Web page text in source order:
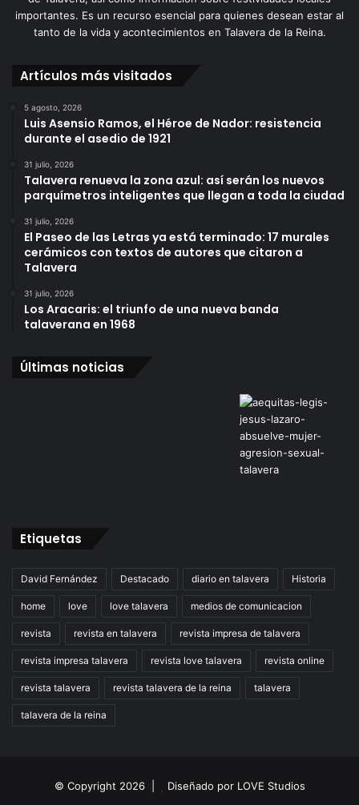
importantes. Es un recurso esencial para quienes desean estar al
tanto de la vida y acontecimientos en Talavera de la Reina.
Artículos más visitados
5 agosto, 2026
Luis Asensio Ramos, el Héroe de Nador: resistencia
durante el asedio de 1921
31 julio, 2026
Talavera renueva la zona azul: así serán los nuevos
parquímetros inteligentes que llegan a toda la ciudad
31 julio, 2026
El Paseo de las Letras ya está terminado: 17 murales
cerámicos con textos de autores que citaron a
Talavera
31 julio, 2026
Los Aracaris: el triunfo de una nueva banda
talaverana en 1968
Últimas noticias
Etiquetas
David Fernández Destacado diario en talavera Historia
home love love talavera medios de comunicacion
revista revista en talavera revista impresa de talavera
revista impresa talavera revista love talavera revista online
revista talavera revista talavera de la reina talavera
talavera de la reina
© Copyright 2026 | Diseñado por LOVE Studios